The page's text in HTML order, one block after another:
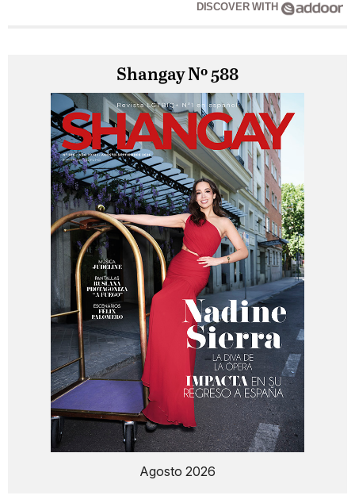
DISCOVER WITH
Shangay Nº 588
Agosto 2026